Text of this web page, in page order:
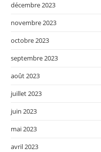
décembre 2023
novembre 2023
octobre 2023
septembre 2023
août 2023
juillet 2023
juin 2023
mai 2023
avril 2023